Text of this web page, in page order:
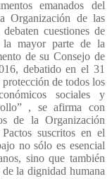
emanados del
Organización de las
cuestiones de
la mayor parte de la
de su Consejo de
debatido en el 31
de todos los
sociales y
, se afirma con
de la Organización
suscritos en el
no sólo es esencial
sino que también
la dignidad humana